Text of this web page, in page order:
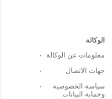
الوكالة
معلومات عن الوكالة
جهات الاتصال
سياسة الخصوصية
وحماية البيانات